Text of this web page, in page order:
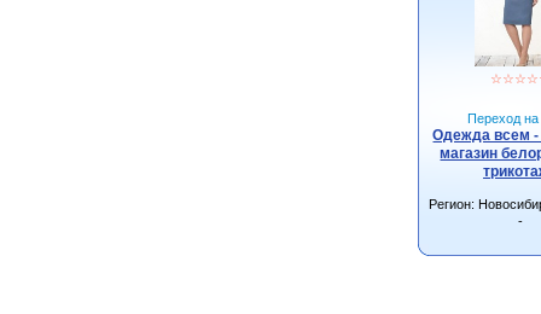
☆☆☆☆
Переход на
Одежда всем -
магазин
Регион:
-